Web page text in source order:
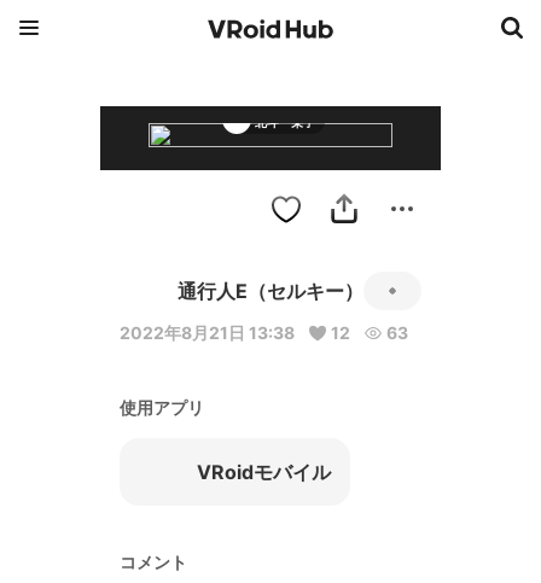
北斗 栄子
通行人E（セルキー）
2022年8月21日 13:38 12 63
使用アプリ
VRoidモバイル
コメント